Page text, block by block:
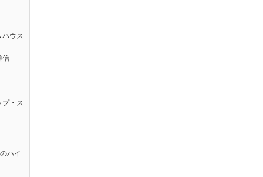
ウス
信
プ・ス
ハイ